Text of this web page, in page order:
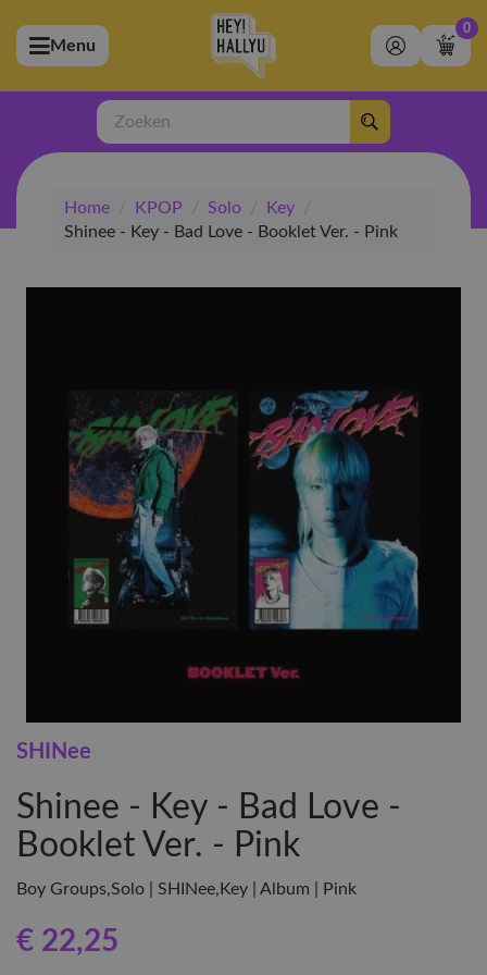
(Artiesten)
(Merchandise)
(Exclusive)
(Winkel)
Menu
0
Zoeken
Home / KPOP / Solo / Key
/
Shinee - Key - Bad Love - Booklet Ver. - Pink
SHINee
Shinee - Key - Bad Love -
Booklet Ver. - Pink
Boy Groups,Solo | SHINee,Key | Album | Pink
€ 22,25